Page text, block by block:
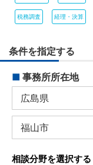
税務調査 経理・決算
条件を指定する
■ 事務所所在地
相談分野を選択する